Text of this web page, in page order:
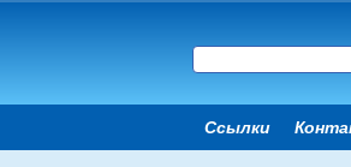
Форма
Поиск
Secondary
Ссылки